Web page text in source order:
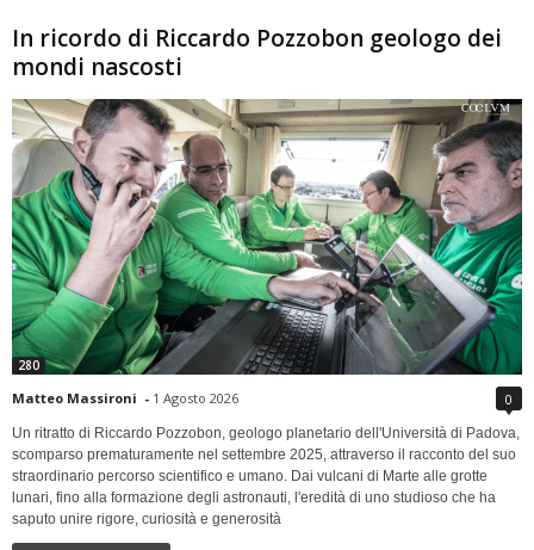
In ricordo di Riccardo Pozzobon geologo dei
mondi nascosti
280
Matteo Massironi - 1 Agosto 2026 0
Un ritratto di Riccardo Pozzobon, geologo planetario dell'Università di Padova,
scomparso prematuramente nel settembre 2025, attraverso il racconto del suo
straordinario percorso scientifico e umano. Dai vulcani di Marte alle grotte
lunari, fino alla formazione degli astronauti, l'eredità di uno studioso che ha
saputo unire rigore, curiosità e generosità